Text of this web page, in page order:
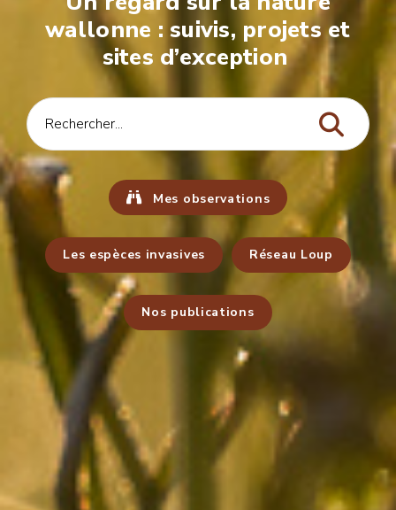
wallonne : suivis, projets et
sites d’exception
Mes observations
Les espèces invasives Réseau Loup
Nos publications